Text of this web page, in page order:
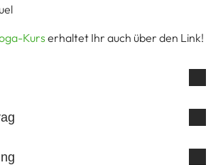
Kurs erhaltet Ihr auch über den Link!